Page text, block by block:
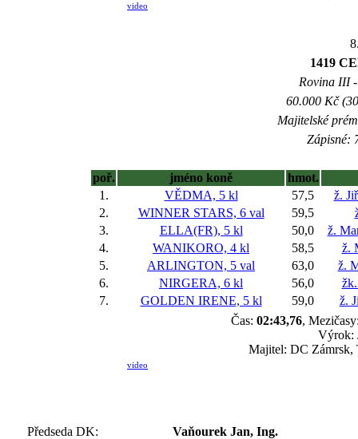
video
1419
Rovina III
60.000 Kč
Majitelské
Zápisné:
poř. jméno koně
hmot.
1.
VĚDMA, 5 kl 57,5
ž.
2.
WINNER STARS, 6 val 59,5
3.
ELLA(FR), 5 kl 50,0
ž.
4.
WANIKORO, 4 kl 58,5
ž.
5.
ARLINGTON, 5 val 63,0
ž.
6.
NIRGERA, 6 kl 56,0
7.
GOLDEN IRENE, 5 kl 59,0
ž.
Čas: 02:43,76,
Výrok:
Majitel: DC Zámrsk,
video
Předseda DK:
Vaňourek Jan, Ing.